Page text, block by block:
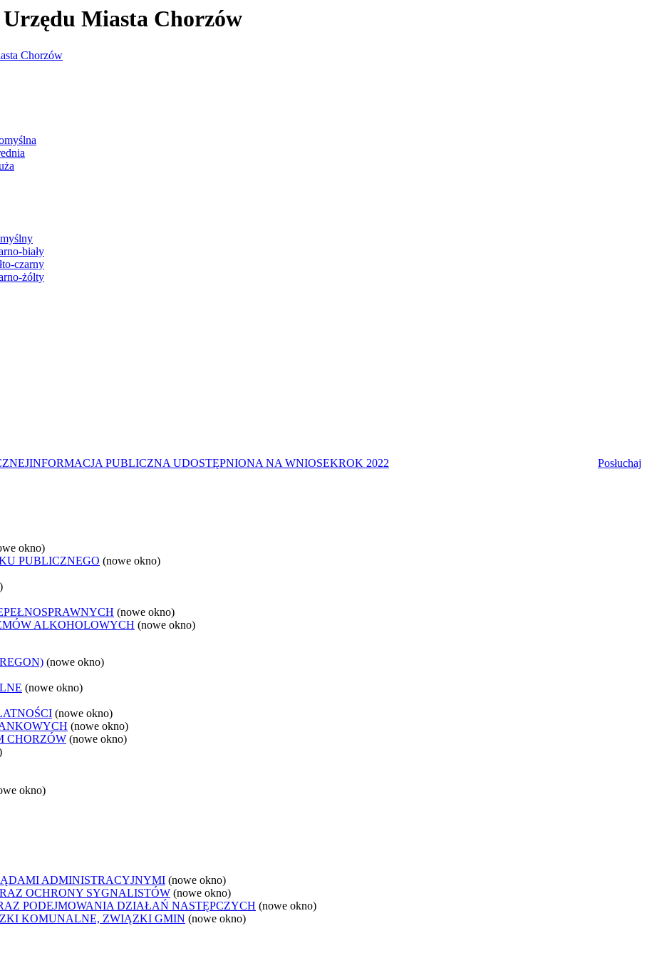
Miasta Chorzów
Posłuchaj
INFORMACJA PUBLICZNA UDOSTĘPNIONA NA WNIOSEKROK 2022
okno)
PUBLICZNEGO (nowe okno)
(nowe okno)
ALKOHOLOWYCH (nowe okno)
(nowe okno)
(nowe okno)
(nowe okno)
(nowe okno)
CHORZÓW (nowe okno)
okno)
ADMINISTRACYJNYMI (nowe okno)
OCHRONY SYGNALISTÓW (nowe okno)
PODEJMOWANIA DZIAŁAŃ NASTĘPCZYCH (nowe okno)
KOMUNALNE, ZWIĄZKI GMIN (nowe okno)